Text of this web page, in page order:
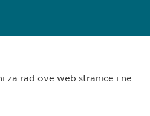
I HERCEGOVINA
za rad ove web stranice i ne